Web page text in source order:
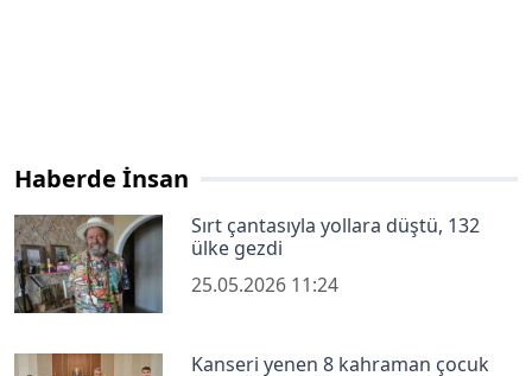
Haberde İnsan
Sırt çantasıyla yollara düştü, 132
ülke gezdi
25.05.2026 11:24
Kanseri yenen 8 kahraman çocuk